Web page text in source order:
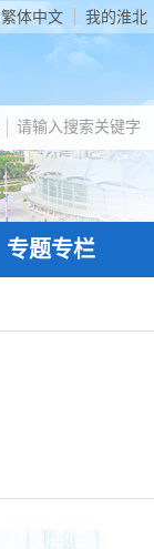
繁体中文 我的淮北
专题专栏